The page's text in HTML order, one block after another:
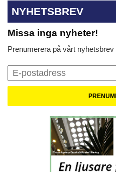
NYHETSBREV
Missa inga nyheter!
Prenumerera på vårt nyhetsbrev